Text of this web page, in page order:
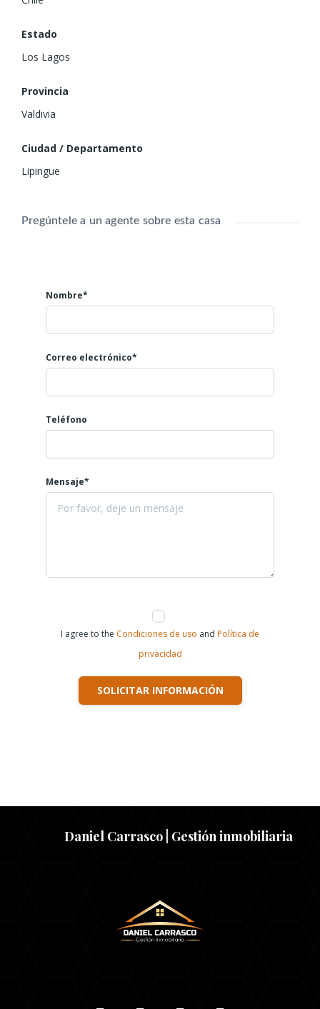
Estado
Los Lagos
Provincia
Valdivia
Ciudad / Departamento
Lipingue
Pregúntele a un agente sobre esta casa
Nombre*
Correo electrónico*
Teléfono
Mensaje*
I agree to the Condiciones de uso and Política de
privacidad
SOLICITAR INFORMACIÓN
Daniel Carrasco | Gestión inmobiliaria